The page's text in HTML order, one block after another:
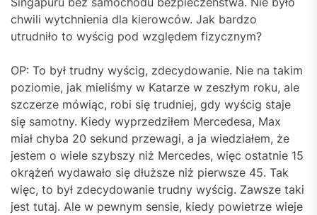
chwili wytchnienia dla kierowców. Jak bardzo
utrudniło to wyścig pod względem fizycznym?
OP: To był trudny wyścig, zdecydowanie. Nie na takim
poziomie, jak mieliśmy w Katarze w zeszłym roku, ale
szczerze mówiąc, robi się trudniej, gdy wyścig staje
się samotny. Kiedy wyprzedziłem Mercedesa, Max
miał chyba 20 sekund przewagi, a ja wiedziałem, że
jestem o wiele szybszy niż Mercedes, więc ostatnie 15
okrążeń wydawało się dłuższe niż pierwsze 45. Tak
więc, to był zdecydowanie trudny wyścig. Zawsze taki
jest tutaj. Ale w pewnym sensie, kiedy powietrze wieje